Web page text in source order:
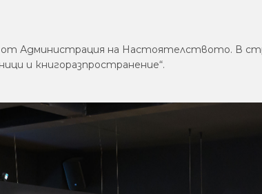
от Администрация на Настоятелството. В
и книгоразпространение“.